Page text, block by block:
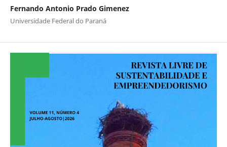
Fernando Antonio Prado Gimenez
Universidade Federal do Paraná